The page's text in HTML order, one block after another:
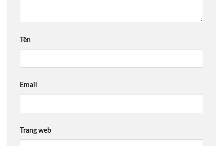
Tên
Email
Trang web